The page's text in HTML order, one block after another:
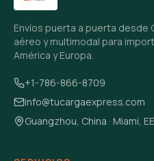
Envíos puerta a puerta desde
aéreo y multimodal para
América y Europa.
+1-786-866-8709
info@tucargaexpress.com
Guangzhou, China · Miami,